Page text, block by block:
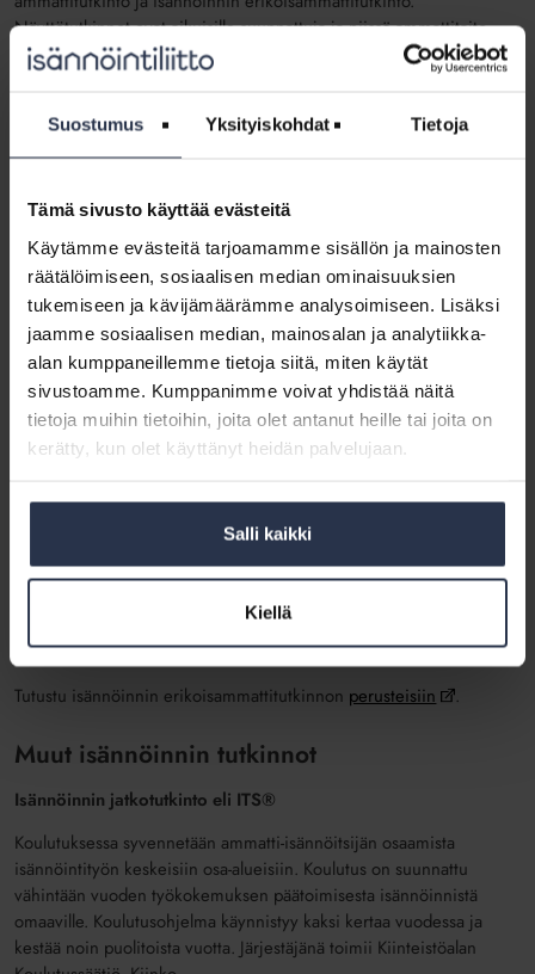
Suostumus Yksityiskohdat Tietoja
Tämä sivusto käyttää evästeitä
Käytämme evästeitä tarjoamamme sisällön ja mainosten
räätälöimiseen, sosiaalisen median ominaisuuksien
tukemiseen ja kävijämäärämme analysoimiseen. Lisäksi
jaamme sosiaalisen median, mainosalan ja analytiikka-
alan kumppaneillemme tietoja siitä, miten käytät
sivustoamme. Kumppanimme voivat yhdistää näitä
tietoja muihin tietoihin, joita olet antanut heille tai joita on
kerätty, kun olet käyttänyt heidän palvelujaan.
Salli kaikki
Kiellä
Näyttötutkinnot ovat aikuisille suunnattuja ja niissä ammattitaito
osoitetaan työelämässä.
Isännöinnin ammattitutkinnon (IAT) suorittaneella on isännöinnin
tehtävissä edellytetty ammattitaito. Valinnaisista tutkinnon osista
toimitilaisännöintiin sekä syventänyt osaamistaan
asumisneuvonnassa, teknisissä palveluissa, uudiskohteen
isännöinnissä tai isännöintityöhön liittyvässä kehittämishankkeessa.
Tutustu isännöinnin ammattitutkinnon perusteisiin
.
Isännöinnin erikoisammattitutkinto eli IEAT
Isännöinnin erikoisammattitutkinto lisättiin tutkintorakenteeseen
syksyllä 2017. Tutkinto mahdollistaa alalla toimiville pitkäjänteisen
osaamisen kehittämisen.
Isännöinnin erikoisammattitutkinnon suorittaneella on vaativissa
isännöinnin tehtävissä edellytettävä ammattitaito ja edellytykset
vastata kokonaisvaltaisesti kohteiden johtamisesta ja kehittämisestä
yhteistyössä asiakkaiden ja sidosryhmien kanssa. Valinnaisista
tutkinnon osista riippuen hänellä on vahvaa osaamista isännöinnin
kehittämisessä, perusparannus- ja korjaushankkeiden hallinnassa tai
yrityksen johtamisessa.
Tutustu isännöinnin erikoisammattitutkinnon perusteisiin .
Muut isännöinnin tutkinnot
Isännöinnin jatkotutkinto eli ITS®
Koulutuksessa syvennetään ammatti-isännöitsijän osaamista
isännöintityön keskeisiin osa-alueisiin. Koulutus on suunnattu
vähintään vuoden työkokemuksen päätoimisesta isännöinnistä
omaaville. Koulutusohjelma käynnistyy kaksi kertaa vuodessa ja
kestää noin puolitoista vuotta. Järjestäjänä toimii Kiinteistöalan